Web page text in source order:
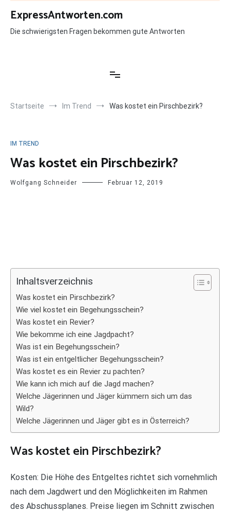
Zum
Inhalt
springen
ExpressAntworten.com
Die schwierigsten Fragen bekommen gute Antworten
Startseite Im Trend Was kostet ein Pirschbezirk?
IM TREND
Was kostet ein Pirschbezirk?
Wolfgang Schneider Februar 12, 2019
Inhaltsverzeichnis
Was kostet ein Pirschbezirk?
Wie viel kostet ein Begehungsschein?
Was kostet ein Revier?
Wie bekomme ich eine Jagdpacht?
Was ist ein Begehungsschein?
Was ist ein entgeltlicher Begehungsschein?
Was kostet es ein Revier zu pachten?
Wie kann ich mich auf die Jagd machen?
Welche Jägerinnen und Jäger kümmern sich um das
Wild?
Welche Jägerinnen und Jäger gibt es in Österreich?
Was kostet ein Pirschbezirk?
Kosten: Die Höhe des Entgeltes richtet sich vornehmlich
nach dem Jagdwert und den Möglichkeiten im Rahmen
des Abschussplanes. Preise liegen im Schnitt zwischen